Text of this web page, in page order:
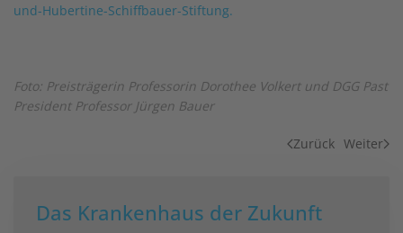
und-Hubertine-Schiffbauer-Stiftung.
Foto: Preisträgerin Professorin Dorothee Volkert und DGG Past
President Professor Jürgen Bauer
Zurück Weiter
Das Krankenhaus der Zukunft